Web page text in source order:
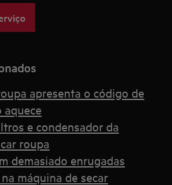
apresenta o código de
aquece
e condensador da
roupa
demasiado enrugadas
máquina de secar